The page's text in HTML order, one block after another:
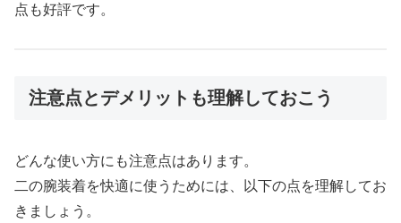
点も好評です。
注意点とデメリットも理解しておこう
どんな使い方にも注意点はあります。
二の腕装着を快適に使うためには、以下の点を理解してお
きましょう。